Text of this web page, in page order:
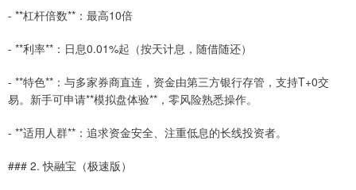
- **杠杆倍数**：最高10倍
- **利率**：日息0.01%起（按天计息，随借随还）
- **特色**：与多家券商直连，资金由第三方银行存管，支持T+0交
易。新手可申请**模拟盘体验**，零风险熟悉操作。
- **适用人群**：追求资金安全、注重低息的长线投资者。
### 2. 快融宝（极速版）